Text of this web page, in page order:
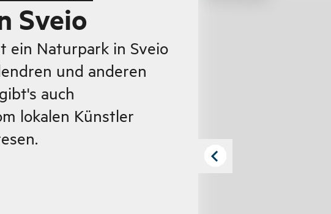
Sveio
ein Naturpark in Sveio
und anderen
auch
lokalen Künstler